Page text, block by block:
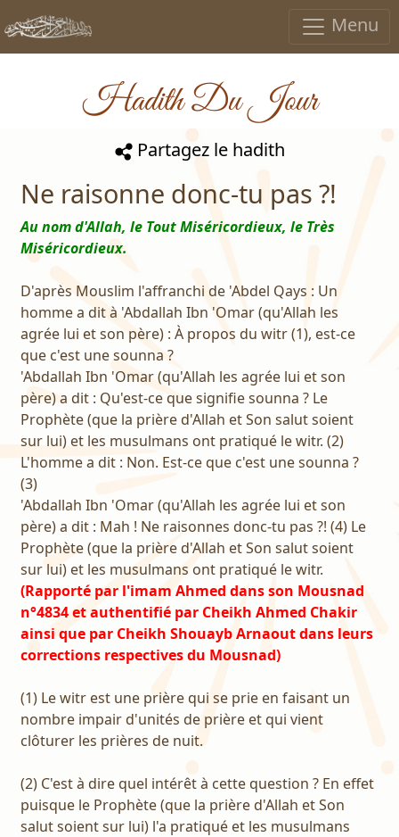
Menu
Hadith Du Jour
Partagez le hadith
Ne raisonne donc-tu pas ?!
Au nom d'Allah, le Tout Miséricordieux, le Très
Miséricordieux.
D'après Mouslim l'affranchi de 'Abdel Qays : Un
homme a dit à 'Abdallah Ibn 'Omar (qu'Allah les
agrée lui et son père) : À propos du witr (1), est-ce
que c'est une sounna ?
'Abdallah Ibn 'Omar (qu'Allah les agrée lui et son
père) a dit : Qu'est-ce que signifie sounna ? Le
Prophète (que la prière d'Allah et Son salut soient
sur lui) et les musulmans ont pratiqué le witr. (2)
L'homme a dit : Non. Est-ce que c'est une sounna ?
(3)
'Abdallah Ibn 'Omar (qu'Allah les agrée lui et son
père) a dit : Mah ! Ne raisonnes donc-tu pas ?! (4) Le
Prophète (que la prière d'Allah et Son salut soient
sur lui) et les musulmans ont pratiqué le witr.
(Rapporté par l'imam Ahmed dans son Mousnad
n°4834 et authentifié par Cheikh Ahmed Chakir
ainsi que par Cheikh Shouayb Arnaout dans leurs
corrections respectives du Mousnad)
(1) Le witr est une prière qui se prie en faisant un
nombre impair d'unités de prière et qui vient
clôturer les prières de nuit.
(2) C'est à dire quel intérêt à cette question ? En effet
puisque le Prophète (que la prière d'Allah et Son
salut soient sur lui) l'a pratiqué et les musulmans